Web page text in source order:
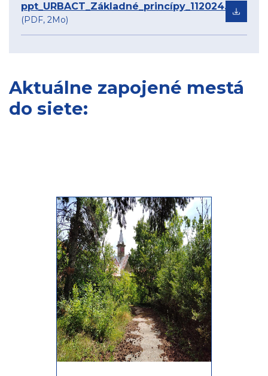
ppt_URBACT_Základné_princípy_112024.pdf
(PDF, 2Mo)
Aktuálne zapojené mestá
do siete: